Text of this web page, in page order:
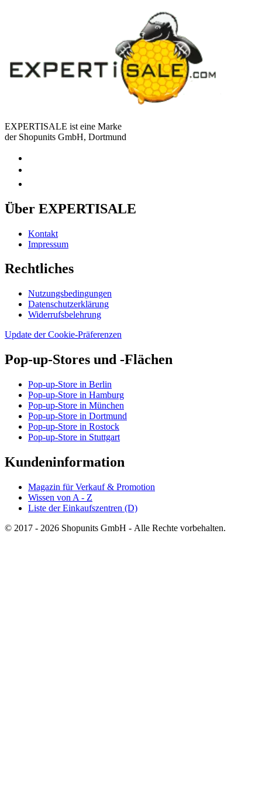
EXPERTISALE ist eine Marke
der Shopunits GmbH, Dortmund
Über EXPERTISALE
Kontakt
Impressum
Rechtliches
Nutzungsbedingungen
Datenschutzerklärung
Widerrufsbelehrung
Update der Cookie-Präferenzen
Pop-up-Stores und -Flächen
Pop-up-Store in Berlin
Pop-up-Store in Hamburg
Pop-up-Store in München
Pop-up-Store in Dortmund
Pop-up-Store in Rostock
Pop-up-Store in Stuttgart
Kundeninformation
Magazin für Verkauf & Promotion
Wissen von A - Z
Liste der Einkaufszentren (D)
© 2017 - 2026 Shopunits GmbH - Alle Rechte vorbehalten.